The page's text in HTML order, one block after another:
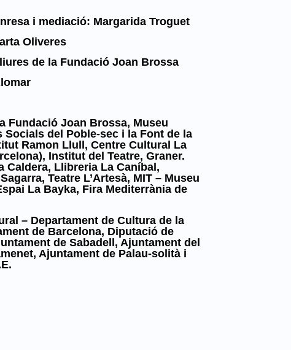
i mediació: Margarida Troguet
Oliveres
de la Fundació Joan Brossa
Fundació Joan Brossa, Museu
Socials del Poble-sec i la Font de la
Ramon Llull, Centre Cultural La
Institut del Teatre, Graner.
Caldera, Llibreria La Caníbal,
Teatre L’Artesà, MIT – Museu
La Bayka, Fira Mediterrània de
– Departament de Cultura de la
de Barcelona, Diputació de
de Sabadell, Ajuntament del
Ajuntament de Palau-solità i